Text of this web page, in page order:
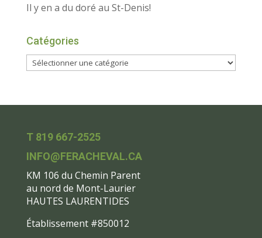
Il y en a du doré au St-Denis!
Catégories
T 819 667-2525
INFO@FERACHEVAL.CA
KM 106 du Chemin Parent
au nord de Mont-Laurier
HAUTES LAURENTIDES
Établissement #850012